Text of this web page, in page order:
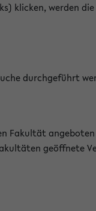
klicken, werden die
durchgeführt
Fakultät angeboten
geöffnete